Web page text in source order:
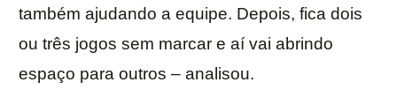
também ajudando a equipe. Depois, fica dois
ou três jogos sem marcar e aí vai abrindo
espaço para outros – analisou.